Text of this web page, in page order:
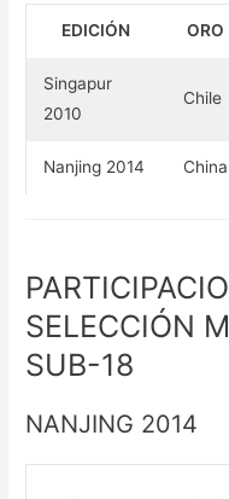
EDICIÓN ORO
Singapur
2010
Chile
Nanjing 2014 China
SELECCIÓN
SUB-18
NANJING 2014